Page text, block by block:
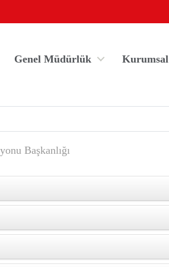
Genel Müdürlük Kurumsal
Başkanlığı
İlişkin Talimat